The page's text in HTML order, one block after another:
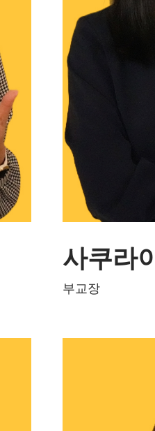
사쿠라이 미
주된 일은 학
을 다해 응
사쿠라
부교장